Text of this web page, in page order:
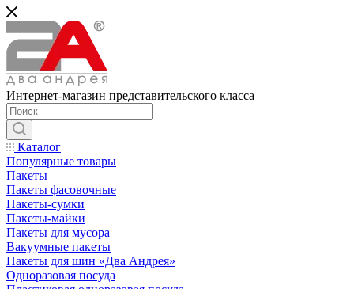
Интернет-магазин представительского класса
Каталог
Популярные товары
Пакеты
Пакеты фасовочные
Пакеты-сумки
Пакеты-майки
Пакеты для мусора
Вакуумные пакеты
Пакеты для шин «Два Андрея»
Одноразовая посуда